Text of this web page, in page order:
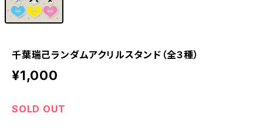
千葉瑞己ランダムアクリルスタンド（全３種）
¥1,000
SOLD OUT